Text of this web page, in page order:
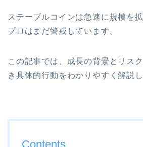
ステーブルコインは急速に規模を
プロはまだ警戒しています。
この記事では、成長の背景とリス
き具体的行動をわかりやすく解説し
Contents